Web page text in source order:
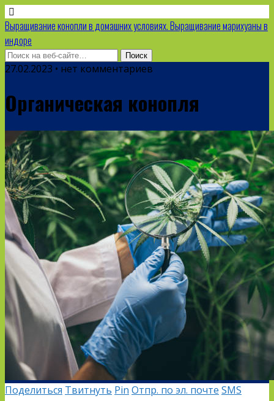
Выращивание конопли в домашних условиях. Выращивание марихуаны в
индоре
27.02.2023 • нет комментариев
Органическая конопля
Поделиться Твитнуть Pin Отпр. по эл. почте SMS